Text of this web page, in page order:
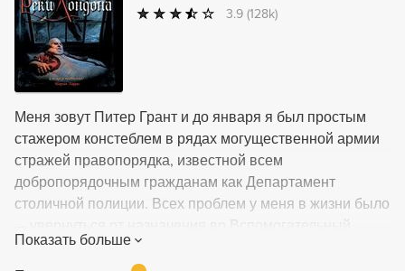
3.9 (128k)
Меня зовут Питер Грант и до января я был простым
стажером констеблем в рядах могущественной армии
стражей правопорядка, известной всем
добропорядочным гражданам как Департамент
столичной полиции. Всех проблем у меня в жизни было
отдел и найти способ забраться в трусики Лесли Мэй.
Показать больше